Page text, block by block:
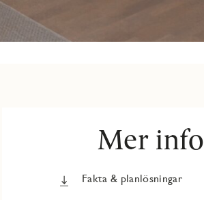
Mer info
Fakta & planlösningar